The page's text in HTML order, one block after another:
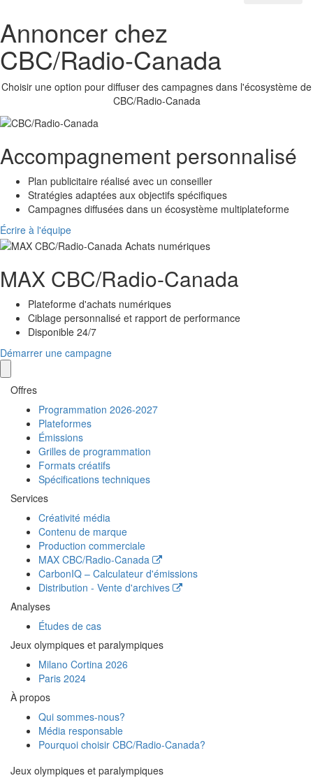
Annoncer chez
CBC/Radio-Canada
Choisir une option pour diffuser des campagnes dans l'écosystème de
CBC/Radio-Canada
Accompagnement personnalisé
Plan publicitaire réalisé avec un conseiller
Stratégies adaptées aux objectifs spécifiques
Campagnes diffusées dans un écosystème multiplateforme
Écrire à l'équipe
MAX CBC/Radio-Canada
Plateforme d'achats numériques
Ciblage personnalisé et rapport de performance
Disponible 24/7
Démarrer une campagne
Offres
Programmation 2026-2027
Plateformes
Émissions
Grilles de programmation
Formats créatifs
Spécifications techniques
Services
Créativité média
Contenu de marque
Production commerciale
MAX CBC/Radio-Canada
CarbonIQ – Calculateur d'émissions
Distribution - Vente d'archives
Analyses
Études de cas
Jeux olympiques et paralympiques
Milano Cortina 2026
Paris 2024
À propos
Qui sommes-nous?
Média responsable
Pourquoi choisir CBC/Radio-Canada?
Jeux olympiques et paralympiques